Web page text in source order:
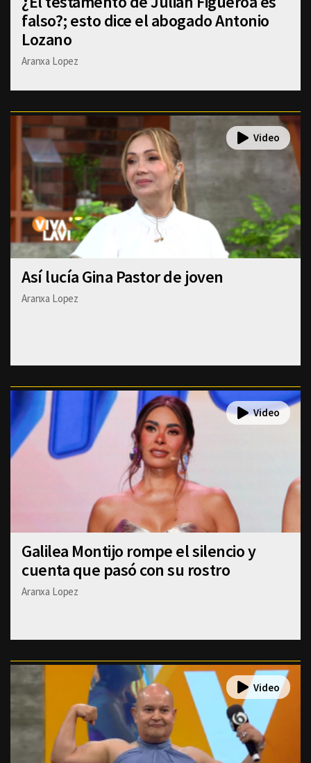
falso?; esto dice el abogado Antonio
Lozano
Aranxa Lopez
Así lucía Gina Pastor de joven
Aranxa Lopez
Galilea Montijo rompe el silencio y
cuenta que pasó con su rostro
Aranxa Lopez